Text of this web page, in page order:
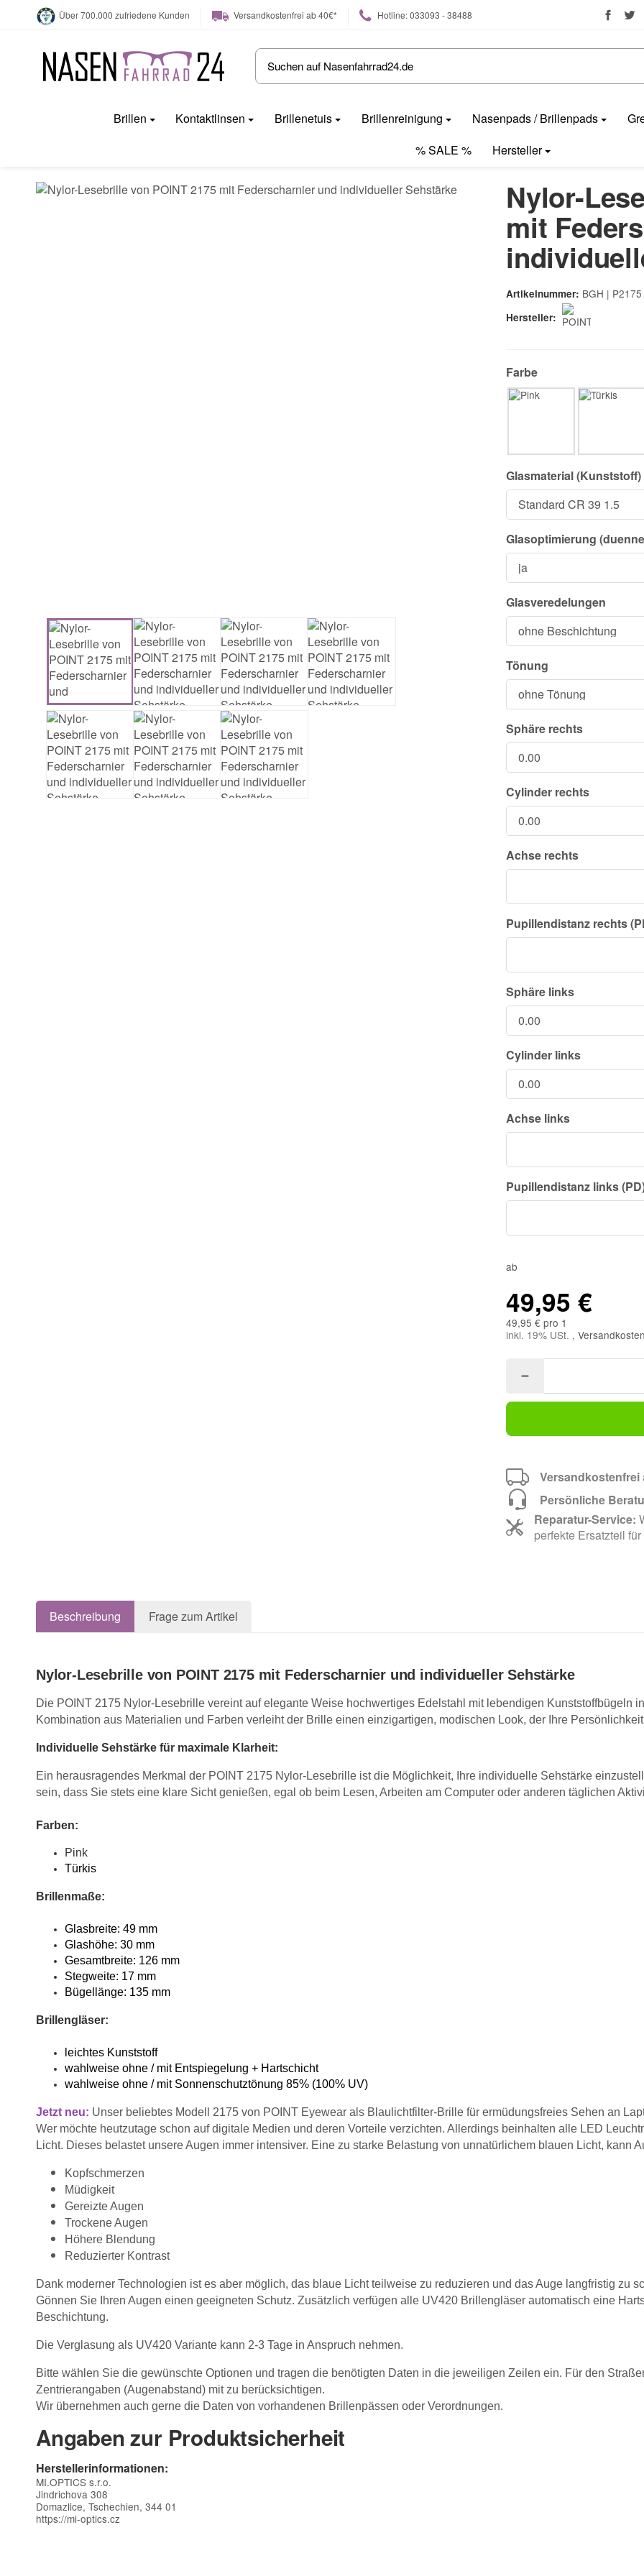
Über 700.000 zufriedene Kunden Versandkostenfrei ab 40€* Hotline: 033093 - 38488
Brillen Kontaktlinsen Brillenetuis Brillenreinigung Nasenpads / Brillenpads
% SALE %
Hersteller
Nylor-
mit
Artikelnummer: BGH |
Hersteller:
Farbe
Glasmaterial (Kunststoff)
Glasoptimierung
Glasveredelungen
Tönung
Sphäre rechts
Cylinder rechts
Achse rechts
Pupillendistanz rechts
Sphäre links
Cylinder links
Achse links
Pupillendistanz links
ab
49,95 €
49,95 € pro 1
inkl. 19% USt. ,
Versandkostenfrei
Persönliche
Reparatur-Service:
perfekte Ersatzteil
Beschreibung Frage zum Artikel
Nylor-Lesebrille von POINT 2175 mit Federscharnier und individueller Sehstärke
Die POINT 2175 Nylor-Lesebrille vereint auf elegante Weise hochwertiges Edelstahl mit lebendigen Kunststoffbügeln
Kombination aus Materialien und Farben verleiht der Brille einen einzigartigen, modischen Look, der Ihre
Individuelle Sehstärke für maximale Klarheit:
Ein herausragendes Merkmal der POINT 2175 Nylor-Lesebrille ist die Möglichkeit, Ihre individuelle Sehstärke
sein, dass Sie stets eine klare Sicht genießen, egal ob beim Lesen, Arbeiten am Computer oder anderen täglichen
Farben:
Pink
Türkis
Brillenmaße:
Glasbreite: 49 mm
Glashöhe: 30 mm
Gesamtbreite: 126 mm
Stegweite: 17 mm
Bügellänge: 135 mm
Brillengläser:
leichtes Kunststoff
wahlweise ohne / mit Entspiegelung + Hartschicht
wahlweise ohne / mit Sonnenschutztönung 85% (100% UV)
Jetzt neu: Unser beliebtes Modell 2175 von POINT Eyewear als Blaulichtfilter-Brille für ermüdungsfreies Sehen an
Wer möchte heutzutage schon auf digitale Medien und deren Vorteile verzichten. Allerdings beinhalten alle LED
Licht. Dieses belastet unsere Augen immer intensiver. Eine zu starke Belastung von unnatürlichem blauen Licht, kann
Kopfschmerzen
Müdigkeit
Gereizte Augen
Trockene Augen
Höhere Blendung
Reduzierter Kontrast
Dank moderner Technologien ist es aber möglich, das blaue Licht teilweise zu reduzieren und das Auge langfristig zu
Gönnen Sie Ihren Augen einen geeigneten Schutz. Zusätzlich verfügen alle UV420 Brillengläser automatisch eine
Beschichtung.
Die Verglasung als UV420 Variante kann 2-3 Tage in Anspruch nehmen.
Bitte wählen Sie die gewünschte Optionen und tragen die benötigten Daten in die jeweiligen Zeilen ein. Für den
Zentrierangaben (Augenabstand) mit zu berücksichtigen.
Wir übernehmen auch gerne die Daten von vorhandenen Brillenpässen oder Verordnungen.
Angaben zur Produktsicherheit
Herstellerinformationen:
MI.OPTICS s.r.o.
Jindrichova 308
Domazlice, Tschechien, 344 01
https://mi-optics.cz